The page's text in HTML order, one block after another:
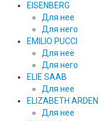
EISENBERG
Для нее
Для него
EMILIO PUCCI
Для неё
Для него
ELIE SAAB
Для нее
ELIZABETH ARDEN
Для нее